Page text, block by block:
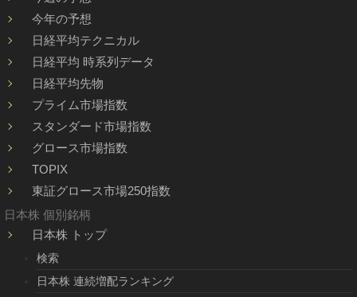
今年の予想
日経平均テクニカル
日経平均 時系列データ
日経平均先物
プライム市場指数
スタンダード市場指数
グロース市場指数
TOPIX
東証グロース市場250指数
日本株 個別銘柄
日本株 トップ
検索
日本株 連続増配ランキング